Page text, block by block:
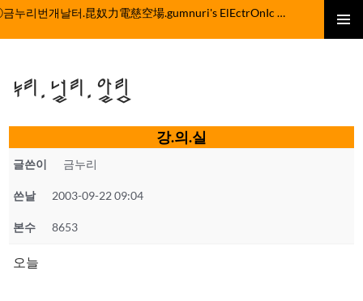
컨
뛰
기
ⓒ금누리번개날터.昆奴力電慈空場.gumnuri's ElEctrOnIc fActOrY
누리.널리.알림
강.의.실
글쓴이 금누리
쓴날 2003-09-22 09:04
본수 8653
오늘